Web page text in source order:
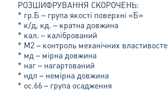
РОЗШИФРУВАННЯ СКОРОЧЕНЬ:
* гр.Б – група якості поверхні «Б»
* к/д, кд. – кратна довжина
* кал. – калібрований
* М2 – контроль механічних
* мд – мірна довжина
* наг – нагартований
* ндл – немірна довжина
* ос.66 – група осадження